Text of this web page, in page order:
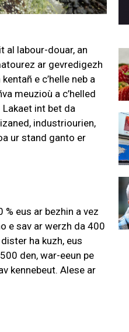
al labour-douar, an
ar gevredigezh
e c’helle neb a
meuzioù a c’helled
Lakaet int bet da
industriourien,
ur stand ganto er
eus ar bezhin a vez
e sav ar werzh da 400
ha kuzh, eus
den, war-eeun pe
kennebeut. Alese ar